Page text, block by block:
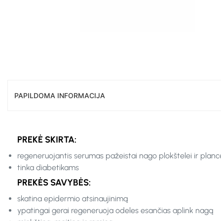
PAPILDOMA INFORMACIJA
PREKĖ SKIRTA:
regeneruojantis serumas pažeistai nago plokštelei ir
tinka diabetikams
PREKĖS SAVYBĖS:
skatina epidermio atsinaujinimą
ypatingai gerai regeneruoja odeles esančias aplink nagą